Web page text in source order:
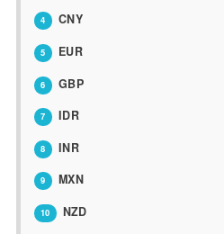
4 CNY
5 EUR
6 GBP
7 IDR
8 INR
9 MXN
10 NZD